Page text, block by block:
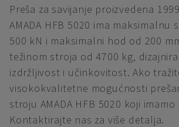
Preša za savijanje proizvedena
AMADA HFB 5020 ima maksimalnu
500 kN i maksimalni hod od 200
težinom stroja od 4700 kg,
izdržljivost i učinkovitost. Ako
visokokvalitetne mogućnosti
stroju AMADA HFB 5020 koji
Kontaktirajte nas za više detalja.